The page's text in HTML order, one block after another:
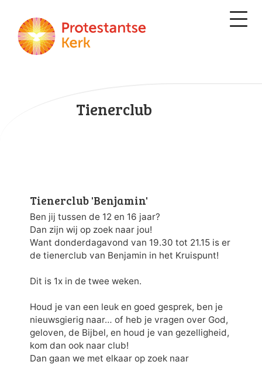
Tienerclub
Tienerclub 'Benjamin'
Ben jij tussen de 12 en 16 jaar?
Dan zijn wij op zoek naar jou!
Want donderdagavond van 19.30 tot 21.15 is er
de tienerclub van Benjamin in het Kruispunt!
Dit is 1x in de twee weken.
Houd je van een leuk en goed gesprek, ben je
nieuwsgierig naar… of heb je vragen over God,
geloven, de Bijbel, en houd je van gezelligheid,
kom dan ook naar club!
Dan gaan we met elkaar op zoek naar